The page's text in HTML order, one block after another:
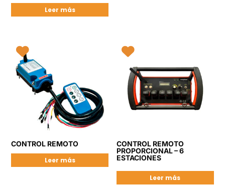
Leer más
CONTROL REMOTO
Leer más
CONTROL REMOTO
PROPORCIONAL – 6
ESTACIONES
Leer más